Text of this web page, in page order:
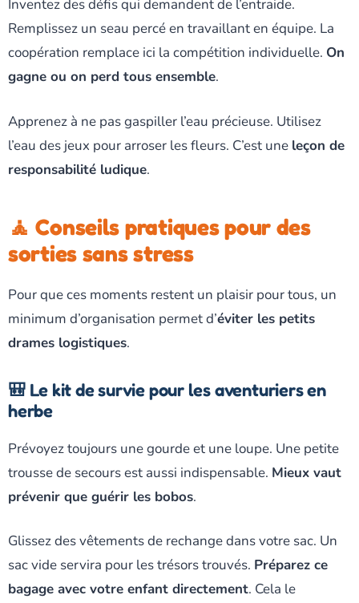
Inventez des défis qui demandent de l’entraide.
Remplissez un seau percé en travaillant en équipe. La
coopération remplace ici la compétition individuelle. On
gagne ou on perd tous ensemble.
Apprenez à ne pas gaspiller l’eau précieuse. Utilisez
l’eau des jeux pour arroser les fleurs. C’est une leçon de
responsabilité ludique.
🧘 Conseils pratiques pour des
sorties sans stress
Pour que ces moments restent un plaisir pour tous, un
minimum d’organisation permet d’éviter les petits
drames logistiques.
🎒 Le kit de survie pour les aventuriers en
herbe
Prévoyez toujours une gourde et une loupe. Une petite
trousse de secours est aussi indispensable. Mieux vaut
prévenir que guérir les bobos.
Glissez des vêtements de rechange dans votre sac. Un
sac vide servira pour les trésors trouvés. Préparez ce
bagage avec votre enfant directement. Cela le